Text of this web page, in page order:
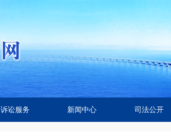
诉讼服务 新闻中心 司法公开